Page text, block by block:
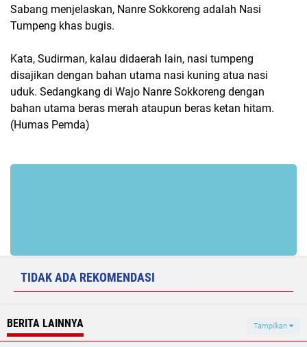
Sabang menjelaskan, Nanre Sokkoreng adalah Nasi
Tumpeng khas bugis.
Kata, Sudirman, kalau didaerah lain, nasi tumpeng
disajikan dengan bahan utama nasi kuning atua nasi
uduk. Sedangkang di Wajo Nanre Sokkoreng dengan
bahan utama beras merah ataupun beras ketan hitam.
(Humas Pemda)
TIDAK ADA REKOMENDASI
BERITA LAINNYA Tampilkan